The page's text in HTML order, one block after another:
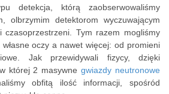
detekcja, którą zaobserwowaliśmy
olbrzymim detektorom wyczuwającym
czasoprzestrzeni. Tym razem mogliśmy
oczy a nawet więcej: od promieni
Jak przewidywali fizycy, dzięki
której 2 masywnegwiazdy neutronowe
obfitą ilość informacji, spośród